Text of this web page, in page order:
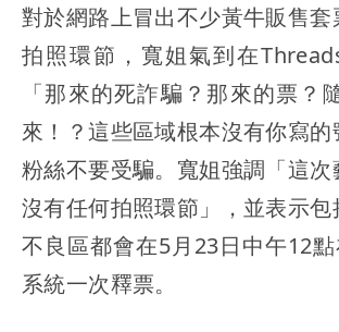
對於網路上冒出不少黃牛販售
拍照環節，寬姐氣到在
「那來的死詐騙？那來的票？
來！？這些區域根本沒有你寫
粉絲不要受騙。寬姐強調「這次
沒有任何拍照環節」，並表示
不良區都會在5月23日中午12
系統一次釋票。